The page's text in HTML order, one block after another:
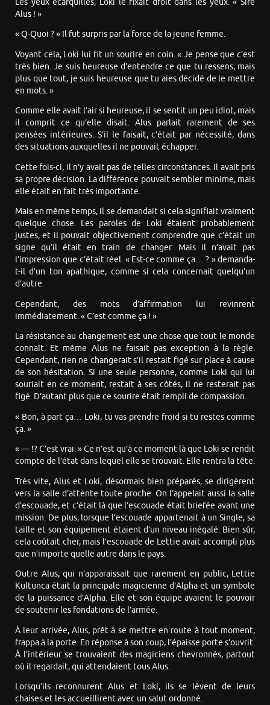
Alus ! »
« Q-Quoi ? » Il fut surpris par la force de la jeune femme.
Voyant cela, Loki lui fit un sourire en coin. « Je pense que c’est
très bien. Je suis heureuse d’entendre ce que tu ressens, mais
plus que tout, je suis heureuse que tu aies décidé de le mettre
en mots. »
Comme elle avait l’air si heureuse, il se sentit un peu idiot, mais
il comprit ce qu’elle disait. Alus parlait rarement de ses
pensées intérieures. S’il le faisait, c’était par nécessité, dans
des situations auxquelles il ne pouvait échapper.
Cette fois-ci, il n’y avait pas de telles circonstances. Il avait pris
sa propre décision. La différence pouvait sembler minime, mais
elle était en fait très importante.
Mais en même temps, il se demandait si cela signifiait vraiment
quelque chose. Les paroles de Loki étaient probablement
justes, et il pouvait objectivement comprendre que c’était un
signe qu’il était en train de changer. Mais il n’avait pas
l’impression que c’était réel. « Est-ce comme ça… ? » demanda-
t-il d’un ton apathique, comme si cela concernait quelqu’un
d’autre.
Cependant, des mots d’affirmation lui revinrent
immédiatement. « C’est comme ça ! »
La résistance au changement est une chose que tout le monde
connaît. Et même Alus ne faisait pas exception à la règle.
Cependant, rien ne changerait s’il restait figé sur place à cause
de son hésitation. Si une seule personne, comme Loki qui lui
souriait en ce moment, restait à ses côtés, il ne resterait pas
figé. D’autant plus que ce sourire était rempli de compassion.
« Bon, à part ça… Loki, tu vas prendre froid si tu restes comme
ça. »
« — !? C’est vrai. » Ce n’est qu’à ce moment-là que Loki se rendit
compte de l’état dans lequel elle se trouvait. Elle rentra la tête.
Très vite, Alus et Loki, désormais bien préparés, se dirigèrent
vers la salle d’attente toute proche. On l’appelait aussi la salle
d’escouade, et c’était là que l’escouade était briefée avant une
mission. De plus, lorsque l’escouade appartenait à un Single, sa
taille et son équipement étaient d’un niveau inégalé. Bien sûr,
cela coûtait cher, mais l’escouade de Lettie avait accompli plus
que n’importe quelle autre dans le pays.
Outre Alus, qui n’apparaissait que rarement en public, Lettie
Kultunca était la principale magicienne d’Alpha et un symbole
de la puissance d’Alpha. Elle et son équipe avaient le pouvoir
de soutenir les fondations de l’armée.
À leur arrivée, Alus, prêt à se mettre en route à tout moment,
frappa à la porte. En réponse à son coup, l’épaisse porte s’ouvrit.
À l’intérieur se trouvaient des magiciens chevronnés, partout
où il regardait, qui attendaient tous Alus.
Lorsqu’ils reconnurent Alus et Loki, ils se lèvent de leurs
chaises et les accueillirent avec un salut ordonné.